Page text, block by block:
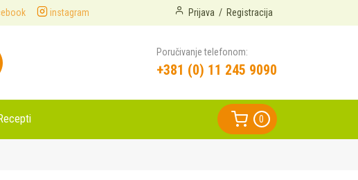
instagram Prijava / Registracija
Poručivanje telefonom:
+381 (0) 11 245 9090
0